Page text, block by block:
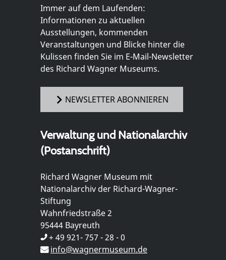
Immer auf dem Laufenden:
Informationen zu aktuellen
Ausstellungen, kommenden
Veranstaltungen und Blicke hinter die
Kulissen finden Sie im E-Mail-Newsletter
des Richard Wagner Museums.
NEWSLETTER ABONNIEREN
Verwaltung und Nationalarchiv
(Postanschrift)
Richard Wagner Museum mit
Nationalarchiv der Richard-Wagner-
Stiftung
Wahnfriedstraße 2
95444 Bayreuth
+ 49 921- 757 - 28 - 0
info@wagnermuseum.de